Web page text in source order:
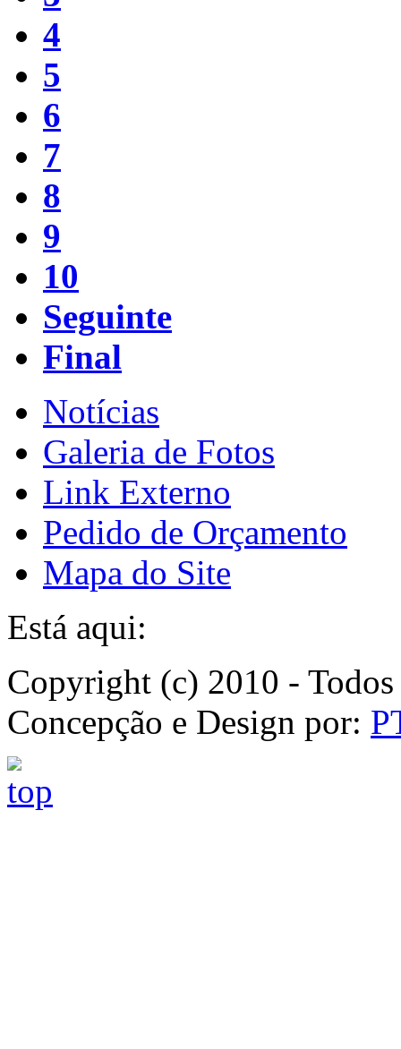
4
5
6
7
8
9
10
Seguinte
Final
Notícias
Galeria de Fotos
Link Externo
Pedido de Orçamento
Mapa do Site
Está aqui:
Copyright (c) 2010 -
Concepção e Design por: